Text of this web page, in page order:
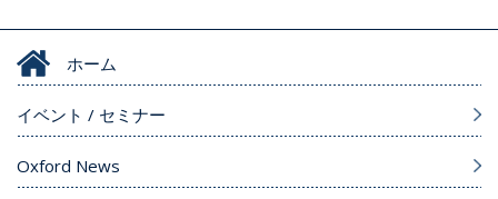
ホーム
イベント / セミナー
Oxford News